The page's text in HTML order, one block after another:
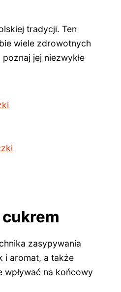
tradycji. Ten
wiele zdrowotnych
jej niezwykłe
zasypywania
i aromat, a także
na końcowy